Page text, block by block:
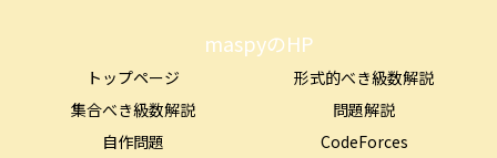
maspyのHP
トップページ
形式的べき級数解説
集合べき級数解説
問題解説
自作問題
CodeForces